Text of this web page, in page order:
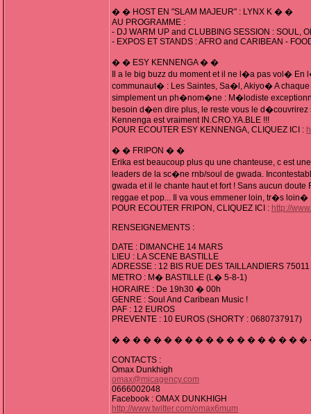
� � HOST EN "SLAM MAJEUR" : LYNX K � �
AU PROGRAMME :
- DJ WARM UP and CLUBBING SESSION : SOUL,
- EXPOS ET STANDS : AFRO and CARIBEAN -
� � ESY KENNENGA � �
Il a le big buzz du moment et il ne l�a pas vol�
communaut� : Les Saintes, Sa�l, Akiyo� A
simplement un ph�nom�ne : M�lodiste
besoin d�en dire plus, le reste vous le
Kennenga est vraiment IN.CRO.YA.BLE !!!
POUR ECOUTER ESY KENNENGA, CLIQUEZ ICI :
� � FRIPON � �
Erika est beaucoup plus qu une chanteuse, c est
leaders de la sc�ne rnb/soul de gwada.
gwada et il le chante haut et fort ! Sans aucun
reggae et pop... Il va vous emmener loin, tr�s loin�
POUR ECOUTER FRIPON, CLIQUEZ ICI : http://
RENSEIGNEMENTS :
DATE : DIMANCHE 14 MARS
LIEU : LA SCENE BASTILLE
ADRESSE : 12 BIS RUE DES TAILLANDIERS 75011
METRO : M� BASTILLE (L� 5-8-1)
HORAIRE : De 19h30 � 00h
GENRE : Soul And Caribean Music !
PAF : 12 EUROS
PREVENTE : 10 EUROS (SHORTY : 0680737917)
� � � � � � � � � � � � � � � � � � �
CONTACTS :
Omax Dunkhigh
omax@micagency.com
0666002048
Facebook : OMAX DUNKHIGH
http://www.twitter.com/omax6mum